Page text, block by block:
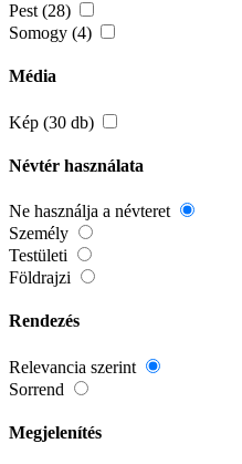
Pest (28)
Somogy (4)
Média
Kép (30 db)
Névtér használata
Ne használja a névteret
Személy
Testületi
Földrajzi
Rendezés
Relevancia szerint
Sorrend
Megjelenítés